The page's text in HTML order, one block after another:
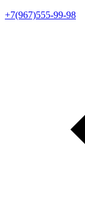
+7(967)555-99-98